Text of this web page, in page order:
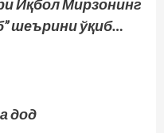
Иқбол Мирзонинг
шеърини ўқиб…
дод